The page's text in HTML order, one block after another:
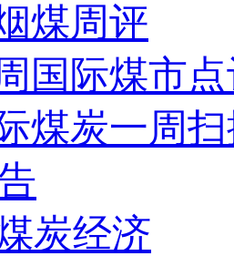
煤周评
国际煤市
煤炭一周
炭经济